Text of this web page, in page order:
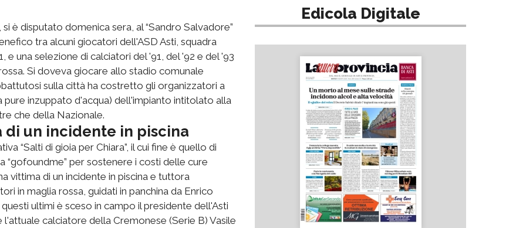
è disputato domenica sera, al “Sandro Salvadore”
tra alcuni giocatori dell'ASD Asti, squadra
una selezione di calciatori del '91, del '92 e del '93
Si doveva giocare allo stadio comunale
sulla città ha costretto gli organizzatori a
pure inzuppato d'acqua) dell'impianto intitolato alla
che della Nazionale.
di un incidente in piscina
“Salti di gioia per Chiara”, il cui fine è quello di
per sostenere i costi delle cure
vittima di un incidente in piscina e tuttora
in maglia rossa, guidati in panchina da Enrico
ultimi è sceso in campo il presidente dell'Asti
calciatore della Cremonese (Serie B) Vasile
Edicola Digitale